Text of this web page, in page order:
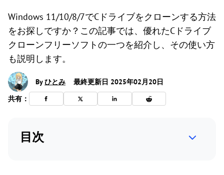
Windows 11/10/8/7でCドライブをクローンする方法
をお探しですか？この記事では、優れたCドライブ
クローンフリーソフトの一つを紹介し、その使い方
も説明します。
Byひとみ
最終更新日 2025年02月20日
共有：
目次